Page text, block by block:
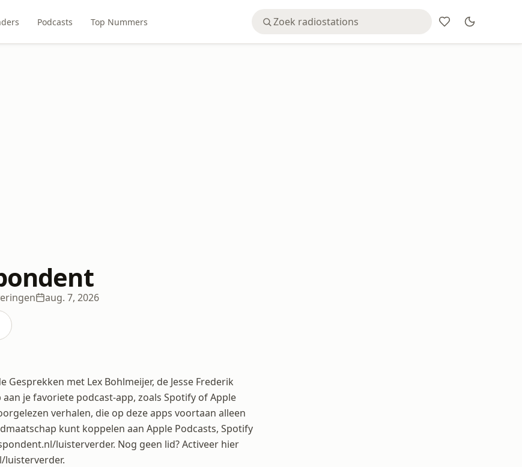
Podcasts Top Nummers
aug. 7, 2026
met Lex Bohlmeijer, de Jesse Frederik
je favoriete podcast-app, zoals Spotify of Apple
verhalen, die op deze apps voortaan alleen
kunt koppelen aan Apple Podcasts, Spotify
luisterverder. Nog geen lid? Activeer hier
luisterverder.